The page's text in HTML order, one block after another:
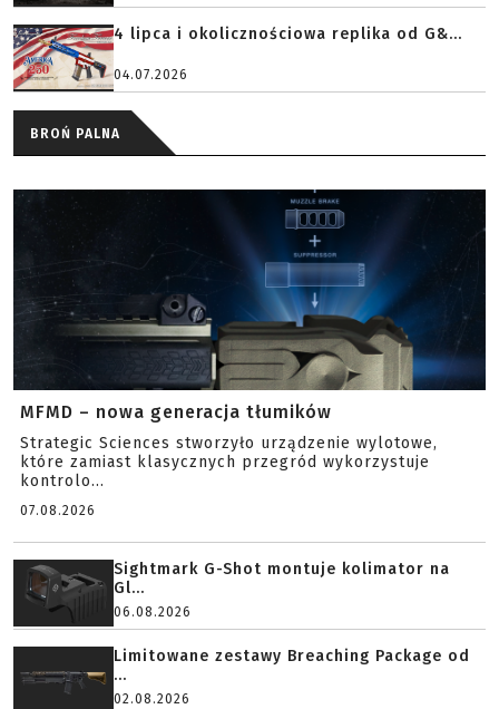
4 lipca i okolicznościowa replika od G&...
04.07.2026
BROŃ PALNA
MFMD – nowa generacja tłumików
Strategic Sciences stworzyło urządzenie wylotowe,
które zamiast klasycznych przegród wykorzystuje
kontrolo...
07.08.2026
Sightmark G-Shot montuje kolimator na
Gl...
06.08.2026
Limitowane zestawy Breaching Package od
...
02.08.2026